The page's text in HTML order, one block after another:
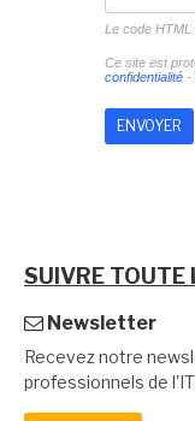
Le code HTML
Ce site est
confidentialité-
SUIVRE TOUTE
Newsletter
Recevez notre
professionnels de